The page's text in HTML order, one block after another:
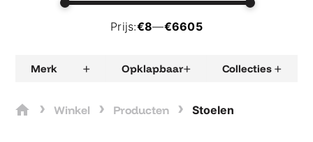
Prijs:€8—€6605
Merk + Opklapbaar+ Collecties +
› Winkel › Producten › Stoelen